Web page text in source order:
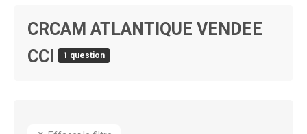
CRCAM ATLANTIQUE VENDEE
CCI
1 question